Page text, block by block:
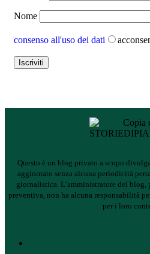
Nome
consenso all'uso dei dati
Questo è un blog privato a scopo
aggiornato senza alcuna periodicità
giornalistica. L’amministratore del blog,
preventiva, non ha alcuna responsabilità
per i loro